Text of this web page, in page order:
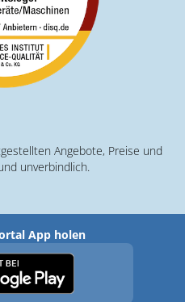
Angebote, Preise und
unverbindlich.
App holen